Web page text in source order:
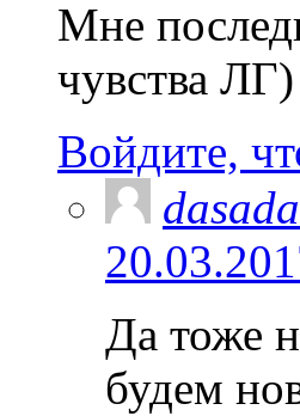
Мне
чувства ЛГ)
Войдите,
dasada
Да тоже
будем